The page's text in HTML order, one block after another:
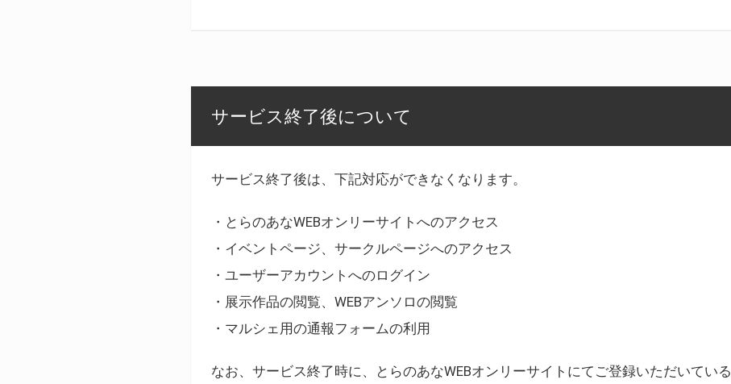
サービス終了後について
サービス終了後は、下記対応ができなくなります。
・とらのあなWEBオンリーサイトへのアクセス
・イベントページ、サークルページへのアクセス
・ユーザーアカウントへのログイン
・展示作品の閲覧、WEBアンソロの閲覧
・マルシェ用の通報フォームの利用
なお、サービス終了時に、とらのあなWEBオンリーサイトにてご登録いただいている